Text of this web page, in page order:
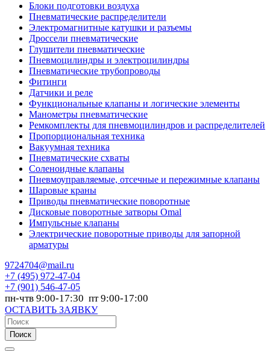
Блоки подготовки воздуха
Пневматические распределители
Электромагнитные катушки и разъемы
Дроссели пневматические
Глушители пневматические
Пневмоцилиндры и электроцилиндры
Пневматические трубопроводы
Фитинги
Датчики и реле
Функциональные клапаны и логические элементы
Манометры пневматические
Ремкомплекты для пневмоцилиндров и распределителей
Пропорциональная техника
Вакуумная техника
Пневматические схваты
Соленоидные клапаны
Пневмоуправляемые, отсечные и пережимные клапаны
Шаровые краны
Приводы пневматические поворотные
Дисковые поворотные затворы Omal
Импульсные клапаны
Электрические поворотные приводы для запорной
арматуры
9724704@mail.ru
+7 (495) 972-47-04
+7 (901) 546-47-05
пн-чтв 9:00-17:30 пт 9:00-17:00
ОСТАВИТЬ ЗАЯВКУ
Поиск